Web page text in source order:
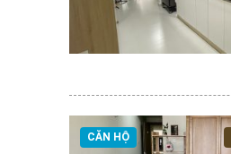
CĂN HỘ